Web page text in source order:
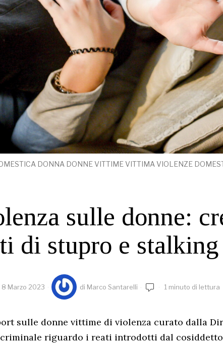
DONNA DONNE VITTIME VITTIMA VIOLENZE
sulle donne:
di stupro e stalking
8 Marzo 2023 di Marco Santarelli 1 minuto di lettura
sulle donne vittime di violenza curato dalla
riguardo i reati introdotti dal cosiddetto